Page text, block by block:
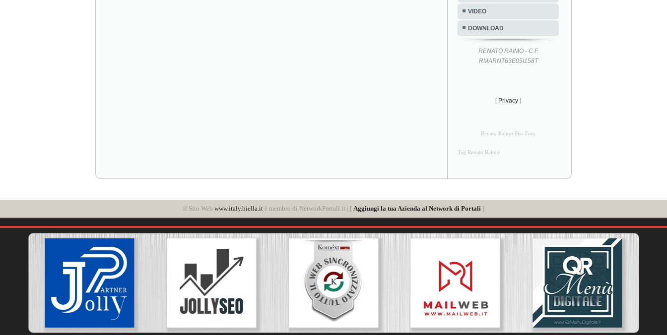
VIDEO
DOWNLOAD
RENATO RAIMO - C.F.
RMARNT63E05I158T
[ Privacy ]
Renato Raimo Pisa Foto
Tag Renato Raimo
il Sito Web www.italy.biella.itè membro di NetworkPortali.it | [ Aggiungi la tua Azienda al Network di Portali ]